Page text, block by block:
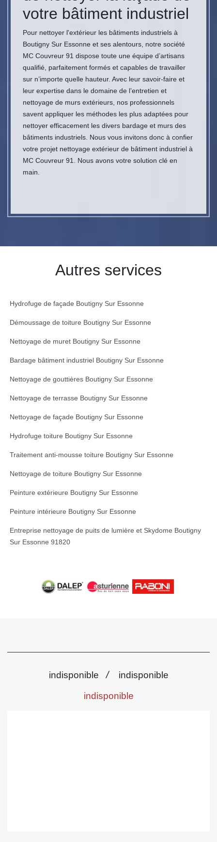
votre bâtiment industriel
Pour nettoyer l'extérieur les bâtiments industriels à
Boutigny Sur Essonne et ses alentours, notre société
MC Couvreur 91 dispose toute une équipe d’artisans
qualifié, parfaitement formés et capables de travailler
sur n’importe quelle hauteur. Avec leur savoir-faire et
leur expertise dans le domaine de l’entretien et
nettoyage de murs extérieurs, nos professionnels
savent appliquer les méthodes les plus adaptées pour
nettoyer efficacement les divers bardage et murs des
bâtiments industriels. Nous vous invitons donc à confier
votre projet nettoyage extérieur de bâtiment industriel à
MC Couvreur 91. Nous avons votre solution clé en
main.
Autres services
Hydrofuge de façade Boutigny Sur Essonne
Démoussage de toiture Boutigny Sur Essonne
Nettoyage de muret Boutigny Sur Essonne
Bardage bâtiment industriel Boutigny Sur Essonne
Nettoyage de gouttières Boutigny Sur Essonne
Nettoyage de terrasse Boutigny Sur Essonne
Nettoyage de façade Boutigny Sur Essonne
Hydrofuge toiture Boutigny Sur Essonne
Traitement anti-mousse toiture Boutigny Sur Essonne
Nettoyage de toiture Boutigny Sur Essonne
Peinture extérieure Boutigny Sur Essonne
Peinture intérieure Boutigny Sur Essonne
Entreprise nettoyage de puits de lumière et Skydome Boutigny
Sur Essonne 91820
indisponible / indisponible
indisponible